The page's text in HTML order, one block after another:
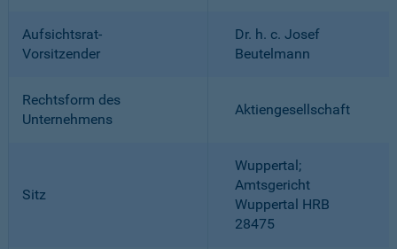
Aufsichtsrat-
Vorsitzender
Dr. h. c. Josef
Beutelmann
Rechtsform des
Unternehmens
Aktiengesellschaft
Sitz
Wuppertal;
Amtsgericht
Wuppertal HRB
28475